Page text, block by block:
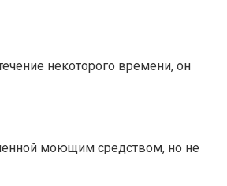
некоторого времени, он
моющим средством, но не